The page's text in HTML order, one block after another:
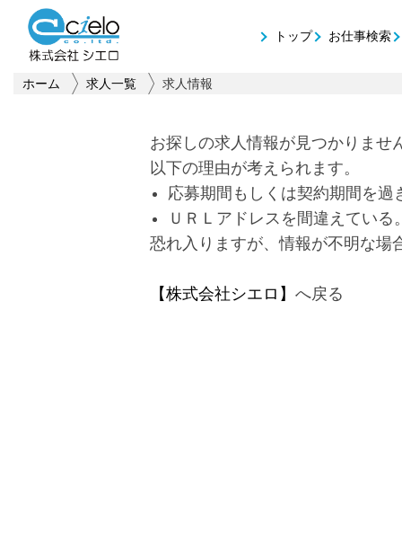
トップ お仕事検索
ホーム 求人一覧 求人情報
お探しの求人情報が見つかりませ
以下の理由が考えられます。
応募期間もしくは契約期間を過
ＵＲＬアドレスを間違えている
恐れ入りますが、情報が不明な場
【株式会社シエロ】 へ戻る